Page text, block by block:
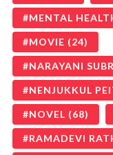
MENTAL
MOVIE (24)
NARAYANI
NENJUKKUL
NOVEL (68)
RAMADEVI